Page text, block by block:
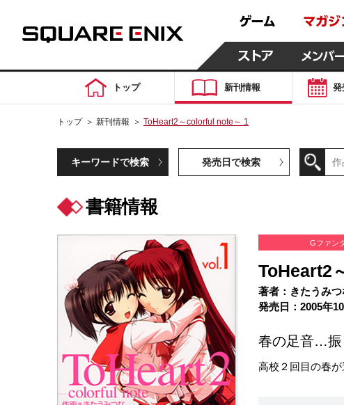
トップ 新刊情報 発
トップ ＞ 新刊情報 ＞ ToHeart2～colorful note～ 1
キーワードで検索 発売日で検索
書籍情報
Gファン
ToHeart2
著者：きたうみつ
発売日：2005年
春の足音…振
高校２回目の春